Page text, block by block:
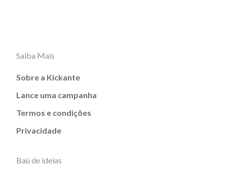
Saiba Mais
Sobre a Kickante
Lance uma campanha
Termos e condições
Privacidade
Baú de ideias